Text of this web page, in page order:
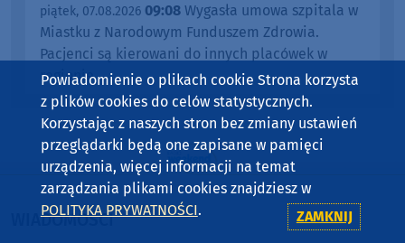
piątek, 07.08.2026 09:08 Wygasła umowa szpitala w
Miastku z Narodowym Funduszem Zdrowia.
Pacjenci są kierowani do innych placówek w
regionie
WIADOMOŚCI
Powiadomienie o plikach cookie Strona korzysta
z plików cookies do celów statystycznych.
Korzystając z naszych stron bez zmiany ustawień
przeglądarki będą one zapisane w pamięci
urządzenia, więcej informacji na temat
zarządzania plikami cookies znajdziesz w
POLITYKA PRYWATNOŚCI. ZAMKNIJ